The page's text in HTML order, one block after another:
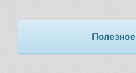
Полезное